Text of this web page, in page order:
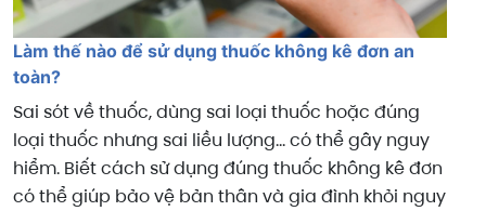
Làm thế nào để sử dụng thuốc không kê đơn an
toàn?
Sai sót về thuốc, dùng sai loại thuốc hoặc đúng
loại thuốc nhưng sai liều lượng... có thể gây nguy
hiểm. Biết cách sử dụng đúng thuốc không kê đơn
có thể giúp bảo vệ bản thân và gia đình khỏi nguy